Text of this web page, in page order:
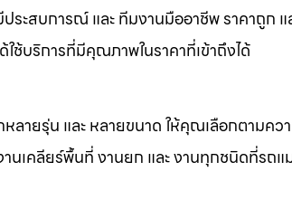
ระสบการณ์ และ ทีมงานมืออาชีพ ราคาถูก
ช้บริการที่มีคุณภาพในราคาที่เข้าถึงได้
หลายรุ่น และ หลายขนาด ให้คุณเลือกตามค
เคลียร์พื้นที่ งานยก และ งานทุกชนิดที่รถแ